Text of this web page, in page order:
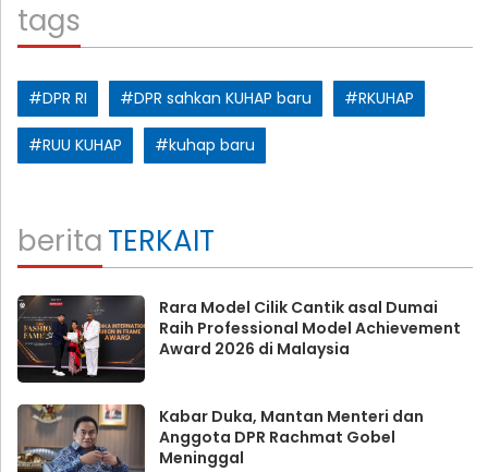
tags
#DPR RI #DPR sahkan KUHAP baru #RKUHAP
#RUU KUHAP #kuhap baru
beritaTERKAIT
Rara Model Cilik Cantik asal Dumai
Raih Professional Model Achievement
Award 2026 di Malaysia
Kabar Duka, Mantan Menteri dan
Anggota DPR Rachmat Gobel
Meninggal